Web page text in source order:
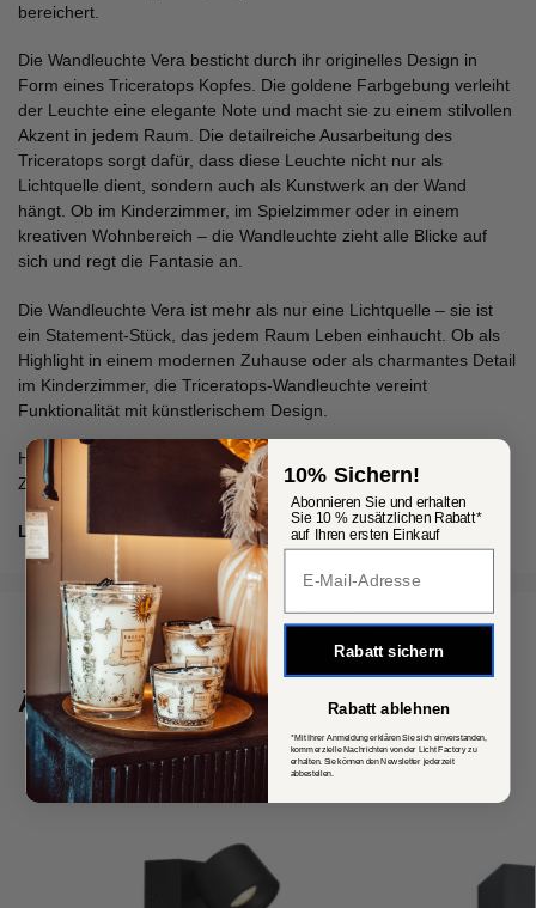
bereichert.
Die Wandleuchte Vera besticht durch ihr originelles Design in
Form eines Triceratops Kopfes. Die goldene Farbgebung verleiht
der Leuchte eine elegante Note und macht sie zu einem stilvollen
Akzent in jedem Raum. Die detailreiche Ausarbeitung des
Triceratops sorgt dafür, dass diese Leuchte nicht nur als
Lichtquelle dient, sondern auch als Kunstwerk an der Wand
hängt. Ob im Kinderzimmer, im Spielzimmer oder in einem
kreativen Wohnbereich – die Wandleuchte zieht alle Blicke auf
sich und regt die Fantasie an.
Die Wandleuchte Vera ist mehr als nur eine Lichtquelle – sie ist
ein Statement-Stück, das jedem Raum Leben einhaucht. Ob als
Highlight in einem modernen Zuhause oder als charmantes Detail
im Kinderzimmer, die Triceratops-Wandleuchte vereint
Funktionalität mit künstlerischem Design.
Holen Sie sich die Wandleuchte Vera und verwandeln Sie Ihr
Zuhause in einen Ort voller Fantasie und Stil!
Leuchtmittel nicht enthalten
Artikelnummer:
Kategorie: Wandleuchten
Ähnliche Produkte
10% Sichern!
Abonnieren Sie und erhalten
Sie 10 % zusätzlichen Rabatt*
auf Ihren ersten Einkauf
Rabatt sichern
Rabatt ablehnen
*Mit Ihrer Anmeldung erklären Sie sich einverstanden,
kommerzielle Nachrichten von der Licht Factory zu
erhalten. Sie können den Newsletter jederzeit
abbestellen.